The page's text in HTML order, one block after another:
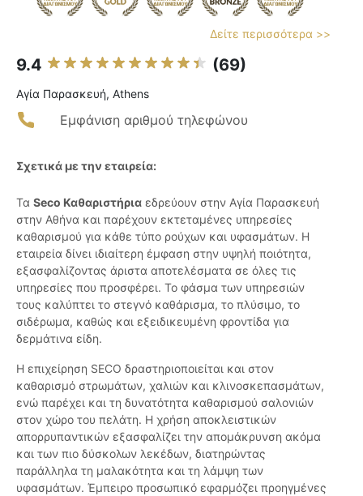
Δείτε περισσότερα >>
9.4 (69)
Αγία Παρασκευή, Athens
Εμφάνιση αριθμού τηλεφώνου
Σχετικά με την εταιρεία:
Τα Seco Καθαριστήρια εδρεύουν στην Αγία Παρασκευή
στην Αθήνα και παρέχουν εκτεταμένες υπηρεσίες
καθαρισμού για κάθε τύπο ρούχων και υφασμάτων. Η
εταιρεία δίνει ιδιαίτερη έμφαση στην υψηλή ποιότητα,
εξασφαλίζοντας άριστα αποτελέσματα σε όλες τις
υπηρεσίες που προσφέρει. Το φάσμα των υπηρεσιών
τους καλύπτει το στεγνό καθάρισμα, το πλύσιμο, το
σιδέρωμα, καθώς και εξειδικευμένη φροντίδα για
δερμάτινα είδη.
Η επιχείρηση SECO δραστηριοποιείται και στον
καθαρισμό στρωμάτων, χαλιών και κλινοσκεπασμάτων,
ενώ παρέχει και τη δυνατότητα καθαρισμού σαλονιών
στον χώρο του πελάτη. Η χρήση αποκλειστικών
απορρυπαντικών εξασφαλίζει την απομάκρυνση ακόμα
και των πιο δύσκολων λεκέδων, διατηρώντας
παράλληλα τη μαλακότητα και τη λάμψη των
υφασμάτων. Έμπειρο προσωπικό εφαρμόζει προηγμένες